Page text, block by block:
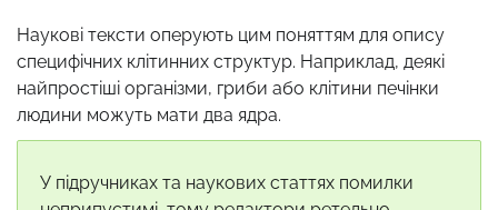
Наукові тексти оперують цим поняттям для опису
специфічних клітинних структур. Наприклад, деякі
найпростіші організми, гриби або клітини печінки
людини можуть мати два ядра.
У підручниках та наукових статтях помилки